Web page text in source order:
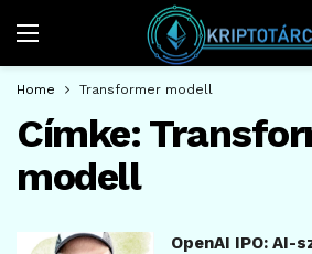
Home Transformer modell
Címke:
modell
OpenAI IPO: